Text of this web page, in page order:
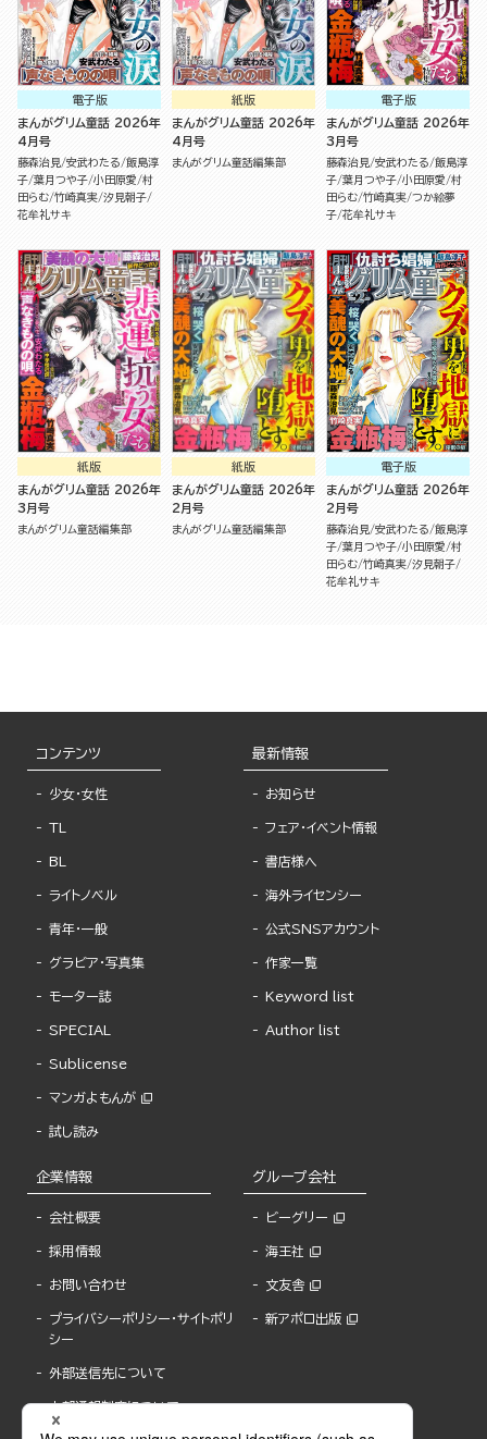
電子版
まんがグリム童話 2026年
4月号
藤森治見 安武わたる 飯島淳
子 葉月つや子 小田原愛 村
田らむ 竹崎真実 汐見朝子
花牟礼サキ
紙版
まんがグリム童話 2026年
4月号
まんがグリム童話編集部
電子版
まんがグリム童話 2026年
3月号
藤森治見 安武わたる 飯島淳
子 葉月つや子 小田原愛 村
田らむ 竹崎真実 つか絵夢
子 花牟礼サキ
紙版
まんがグリム童話 2026年
3月号
まんがグリム童話編集部
紙版
まんがグリム童話 2026年
2月号
まんがグリム童話編集部
電子版
まんがグリム童話 2026年
2月号
藤森治見 安武わたる 飯島淳
子 葉月つや子 小田原愛 村
田らむ 竹崎真実 汐見朝子
花牟礼サキ
コンテンツ
少女・女性
TL
BL
ライトノベル
青年・一般
グラビア・写真集
モーター誌
SPECIAL
Sublicense
マンガよもんが
試し読み
最新情報
お知らせ
フェア・イベント情報
書店様へ
海外ライセンシー
公式SNSアカウント
作家一覧
Keyword list
Author list
企業情報
会社概要
採用情報
お問い合わせ
プライバシーポリシー・サイトポリ
シー
外部送信先について
内部通報制度について
グループ会社
ビーグリー
海王社
文友舎
新アポロ出版